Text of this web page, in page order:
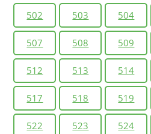
502 503 504
507 508 509
512 513 514
517 518 519
522 523 524